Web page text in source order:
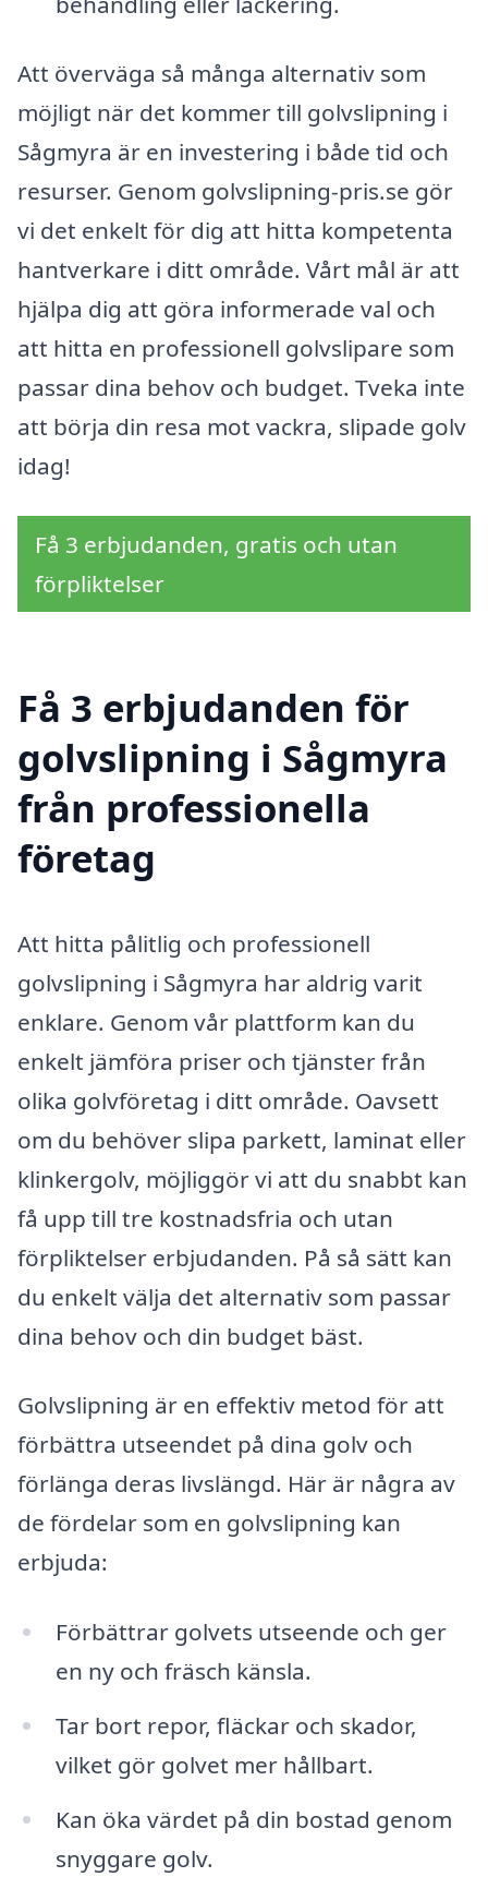
Att överväga så många alternativ som
möjligt när det kommer till golvslipning i
Sågmyra är en investering i både tid och
resurser. Genom golvslipning-pris.se gör
vi det enkelt för dig att hitta kompetenta
hantverkare i ditt område. Vårt mål är att
hjälpa dig att göra informerade val och
att hitta en professionell golvslipare som
passar dina behov och budget. Tveka inte
att börja din resa mot vackra, slipade golv
idag!
Få 3 erbjudanden, gratis och utan
förpliktelser
Få 3 erbjudanden för
golvslipning i Sågmyra
från professionella
företag
Att hitta pålitlig och professionell
golvslipning i Sågmyra har aldrig varit
enklare. Genom vår plattform kan du
enkelt jämföra priser och tjänster från
olika golvföretag i ditt område. Oavsett
om du behöver slipa parkett, laminat eller
klinkergolv, möjliggör vi att du snabbt kan
få upp till tre kostnadsfria och utan
förpliktelser erbjudanden. På så sätt kan
du enkelt välja det alternativ som passar
dina behov och din budget bäst.
Golvslipning är en effektiv metod för att
förbättra utseendet på dina golv och
förlänga deras livslängd. Här är några av
de fördelar som en golvslipning kan
erbjuda:
Förbättrar golvets utseende och ger
en ny och fräsch känsla.
Tar bort repor, fläckar och skador,
vilket gör golvet mer hållbart.
Kan öka värdet på din bostad genom
snyggare golv.